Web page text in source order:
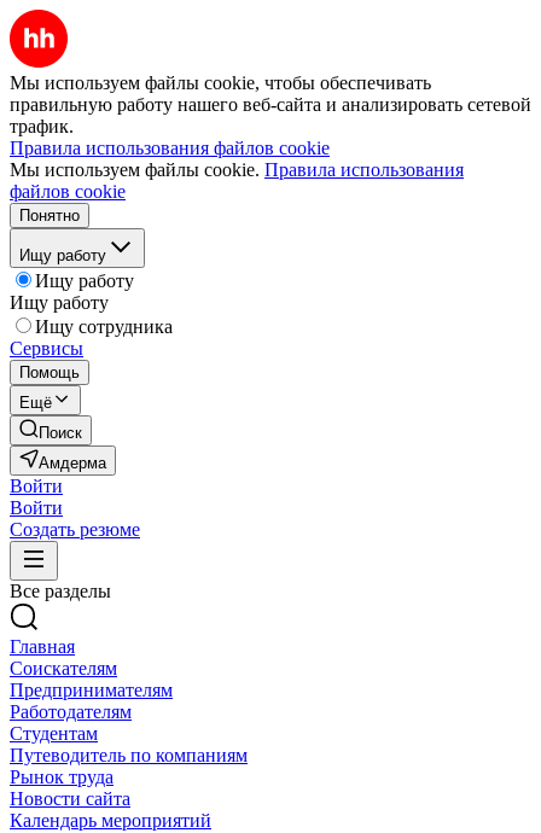
Мы используем файлы cookie, чтобы обеспечивать
правильную работу нашего веб-сайта и анализировать сетевой
трафик.
Правила использования файлов cookie
Мы используем файлы cookie. Правила использования
файлов cookie
Понятно
Ищу работу
Ищу работу
Ищу работу
Ищу сотрудника
Сервисы
Помощь
Ещё
Поиск
Амдерма
Войти
Войти
Создать резюме
Все разделы
Главная
Соискателям
Предпринимателям
Работодателям
Студентам
Путеводитель по компаниям
Рынок труда
Новости сайта
Календарь мероприятий